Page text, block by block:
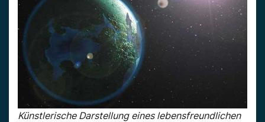
Künstlerische Darstellung eines lebensfreundlichen